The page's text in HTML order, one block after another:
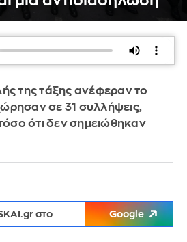
της τάξης ανέφεραν το
σε 31 συλλήψεις,
ότι δεν σημειώθηκαν
στο Google